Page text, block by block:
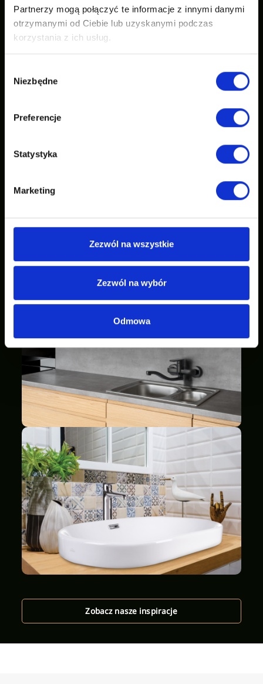
Partnerzy mogą połączyć te informacje z innymi danymi
otrzymanymi od Ciebie lub uzyskanymi podczas
korzystania z ich usług.
zgody
Niezbędne
Preferencje
Statystyka
Marketing
Zezwól na wszystkie
Zezwól na wybór
Odmowa
Zobacz nasze inspiracje